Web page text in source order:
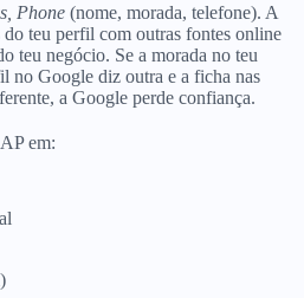
Phone (nome, morada, telefone). A
teu perfil com outras fontes online
teu negócio. Se a morada no teu
no Google diz outra e a ficha nas
a Google perde confiança.
em: